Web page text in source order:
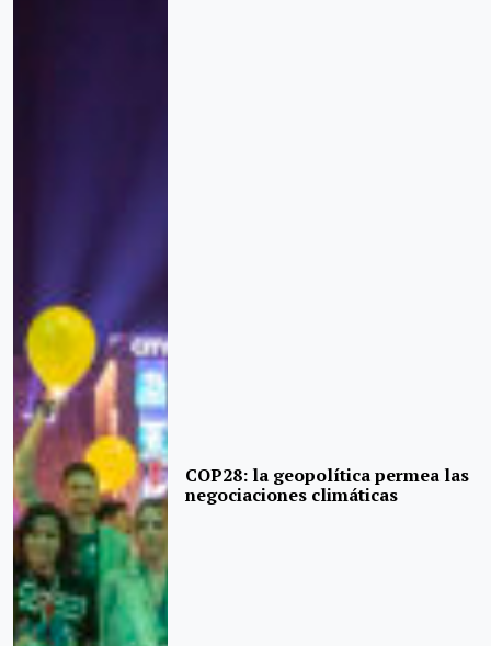
COP28: la geopolítica permea las
negociaciones climáticas